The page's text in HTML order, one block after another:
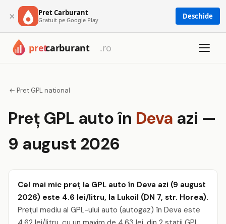
× Pret Carburant
Gratuit pe Google Play Deschide
← Pret GPL national
Preț GPL auto în Deva azi —
9 august 2026
Cel mai mic preț la GPL auto în Deva azi (9 august
2026) este 4.6 lei/litru, la Lukoil (DN 7, str. Horea).
Prețul mediu al GPL-ului auto (autogaz) în Deva este